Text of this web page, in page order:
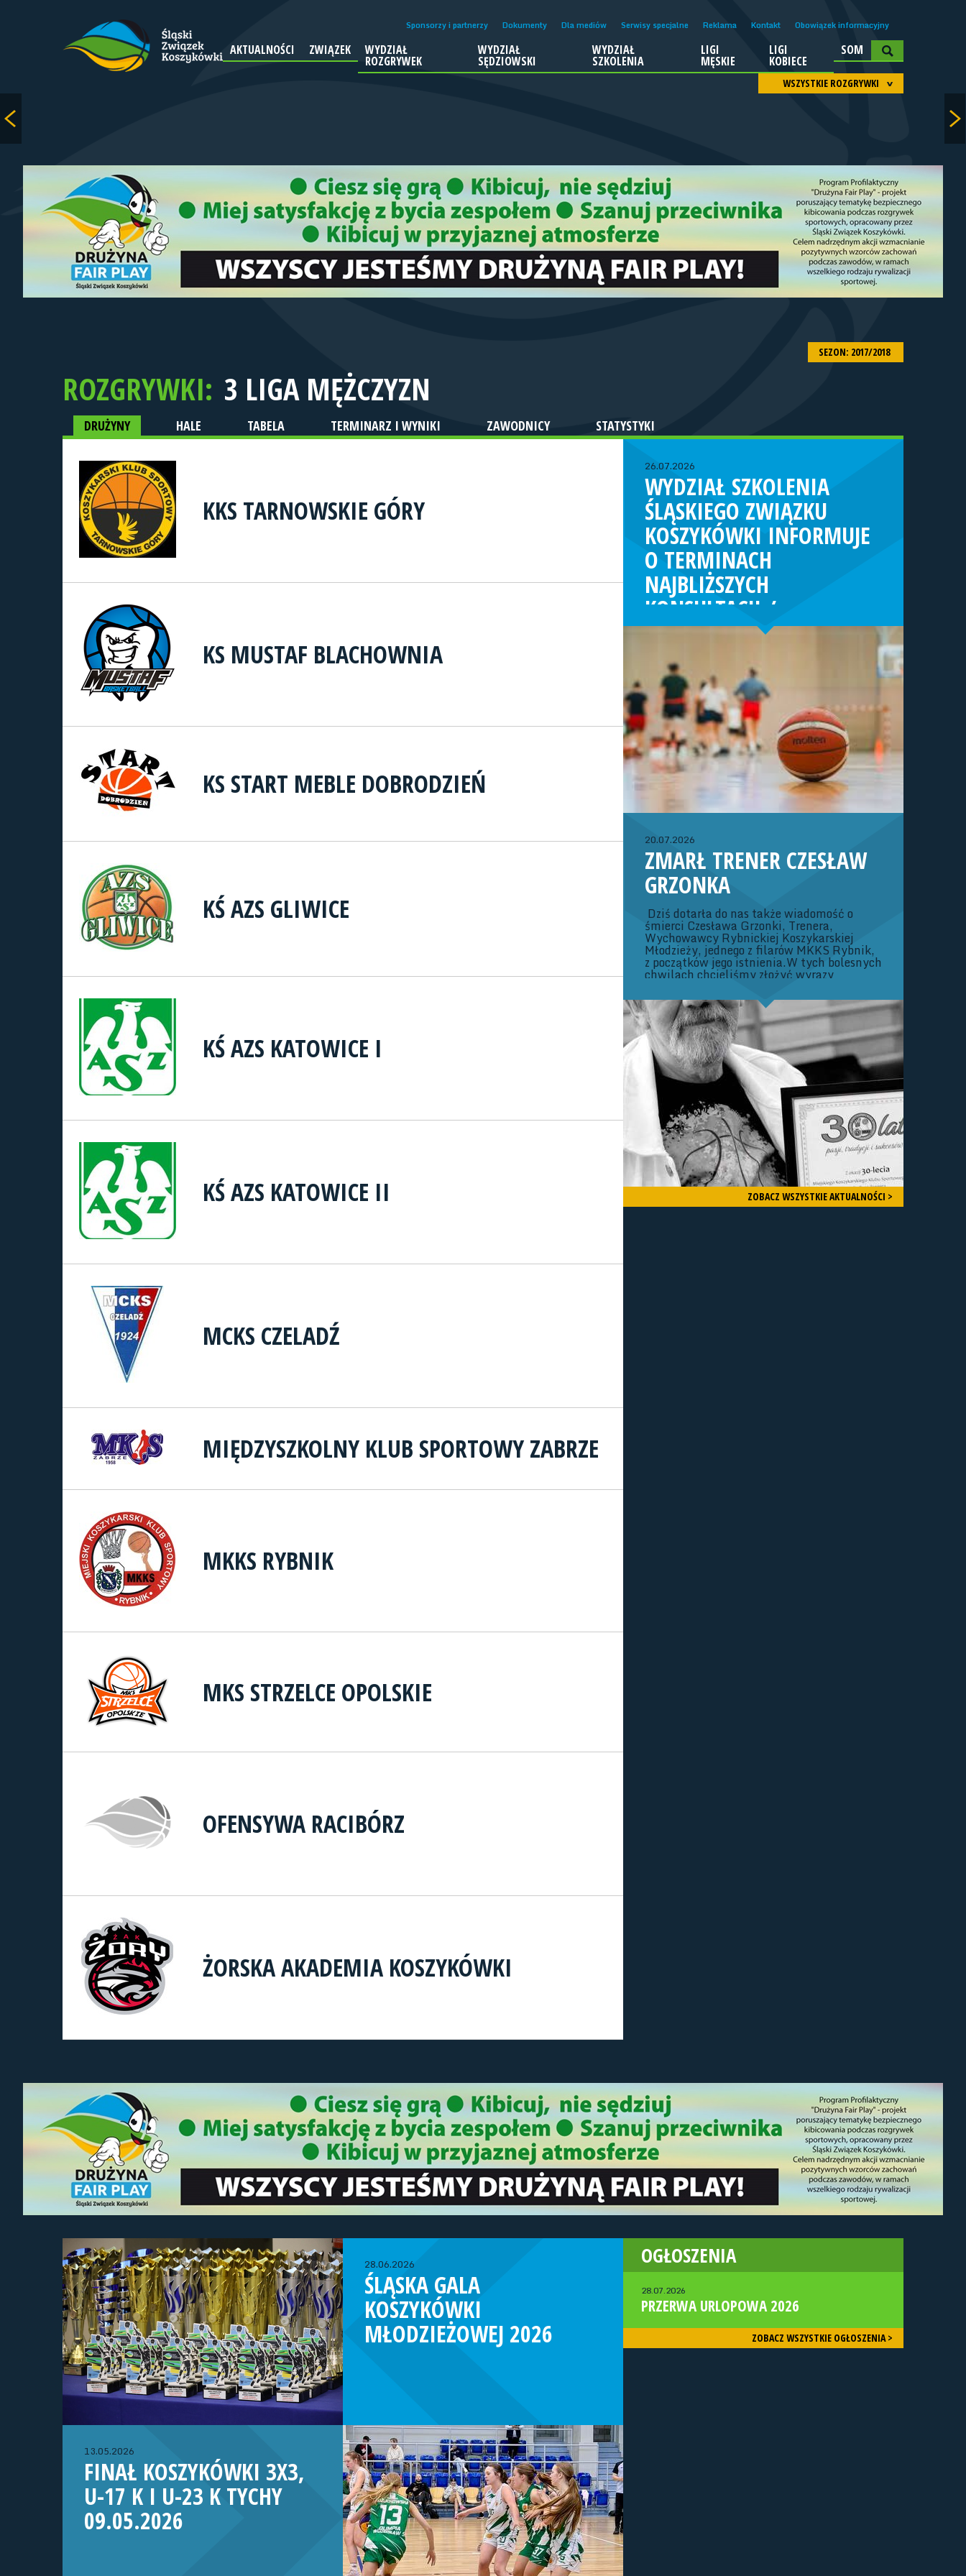
Sponsorzy i partnerzy Dokumenty Dla mediów Serwisy specjalne Reklama Kontakt Obowiązek informacyjny
AKTUALNOŚCI ZWIĄZEK WYDZIAŁ
ROZGRYWEK
WYDZIAŁ
SĘDZIOWSKI
WYDZIAŁ
SZKOLENIA
LIGI
MĘSKIE
LIGI
KOBIECE
SOM
WSZYSTKIE ROZGRYWKI
SEZON: 2017/2018
ROZGRYWKI: 3 LIGA MĘŻCZYZN
DRUŻYNY HALE TABELA TERMINARZ I WYNIKI ZAWODNICY STATYSTYKI
KKS TARNOWSKIE GÓRY
KS MUSTAF BLACHOWNIA
KS START MEBLE DOBRODZIEŃ
KŚ AZS GLIWICE
KŚ AZS KATOWICE I
KŚ AZS KATOWICE II
MCKS CZELADŹ
MIĘDZYSZKOLNY KLUB SPORTOWY ZABRZE
MKKS RYBNIK
MKS STRZELCE OPOLSKIE
OFENSYWA RACIBÓRZ
ŻORSKA AKADEMIA KOSZYKÓWKI
26.07.2026
WYDZIAŁ SZKOLENIA
ŚLĄSKIEGO ZWIĄZKU
KOSZYKÓWKI INFORMUJE
O TERMINACH
NAJBLIŻSZYCH
KONSULTACJI /
TURNIEJÓW KADRY
WOJEWÓDZKIEJ (ROCZNIK
2013/2014)
Dziewczęta:02-04.10.26 r. - Konsultacja
szkoleniowa (Strumień)23-25.10.26 r. -
Konsultacja szkoleniowa (Strumień)06-
08.11.26 r. – Konsultacja szkoleniowa
(Strumień)20-22.11.26 r. – Turniej OOM o
rozstawienie Dywizji ATrenerzy: Adam
Kubaszczyk, Iwona Szymik
20.07.2026
ZMARŁ TRENER CZESŁAW
GRZONKA
Dziś dotarła do nas także wiadomość o
śmierci Czesława Grzonki, Trenera,
Wychowawcy Rybnickiej Koszykarskiej
Młodzieży, jednego z filarów MKKS Rybnik,
z początków jego istnienia.W tych bolesnych
chwilach chcieliśmy złożyć wyrazy
Bliskim Zmarłego. Zarząd oraz Członkowie
Śląskiego Związku Koszykówki Nie da się
ukryć, że mamy dziś bardzo smutny dzień
dla Śląskiego Basketu.
ZOBACZ WSZYSTKIE AKTUALNOŚCI >
28.06.2026
ŚLĄSKA GALA
KOSZYKÓWKI
MŁODZIEŻOWEJ 2026
13.05.2026
FINAŁ KOSZYKÓWKI 3X3,
U-17 K I U-23 K TYCHY
09.05.2026
OGŁOSZENIA
28.07.2026
PRZERWA URLOPOWA 2026
ZOBACZ WSZYSTKIE OGŁOSZENIA >